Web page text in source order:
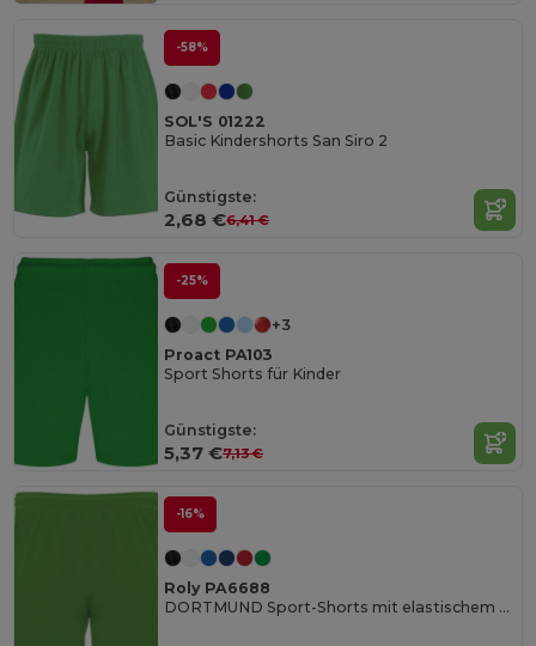
-58%
SOL'S 01222
Basic Kindershorts San Siro 2
Günstigste:
2,68 €6,41 €
-25%
+3
Proact PA103
Sport Shorts für Kinder
Günstigste:
5,37 €7,13 €
-16%
Roly PA6688
DORTMUND Sport-Shorts mit elastischem Bund und innenliegendem Kordelzug und Sicherheitsnähten